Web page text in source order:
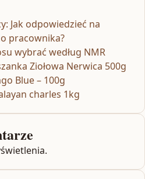
Jak odpowiedzieć na
pracownika?
wybrać według NMR
Ziołowa Nerwica 500g
Blue – 100g
charles 1kg